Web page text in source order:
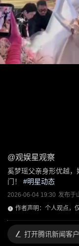
@观娱星观察
奚梦瑶父亲身形优越
门！
#明星动态
2026-06-04 19:30 发布于
作者声明：个人观点，
打开腾讯新闻客